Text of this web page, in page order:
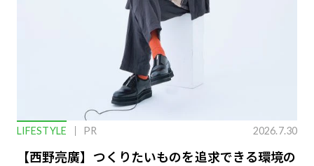
LIFESTYLE PR 2026.7.30
【西野亮廣】つくりたいものを追求できる環境の